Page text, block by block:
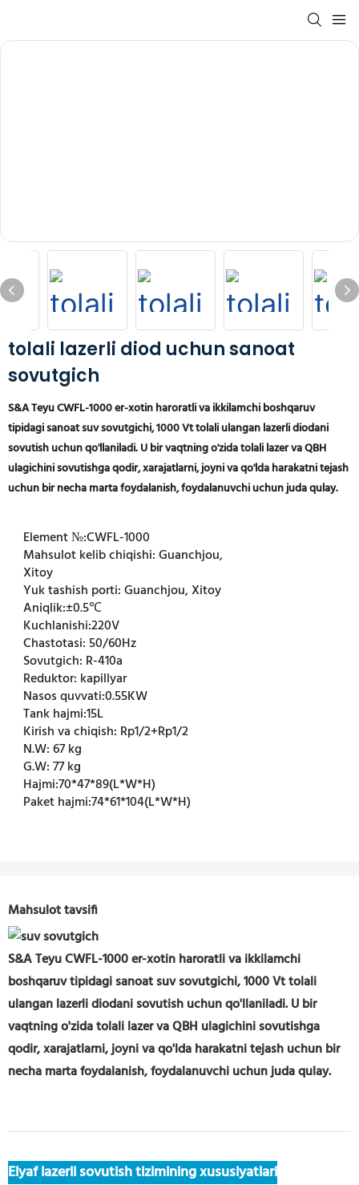
tolali lazerli diod uchun sanoat
sovutgich
S&A Teyu CWFL-1000 er-xotin haroratli va ikkilamchi boshqaruv
tipidagi sanoat suv sovutgichi, 1000 Vt tolali ulangan lazerli diodani
sovutish uchun qo'llaniladi. U bir vaqtning o'zida tolali lazer va QBH
ulagichini sovutishga qodir, xarajatlarni, joyni va qo'lda harakatni tejash
uchun bir necha marta foydalanish, foydalanuvchi uchun juda qulay.
Element №:CWFL-1000
Mahsulot kelib chiqishi:Guanchjou,
Xitoy
Yuk tashish porti:Guanchjou, Xitoy
Aniqlik:±0.5℃
Kuchlanishi:220V
Chastotasi:50/60Hz
Sovutgich: R-410a
Reduktor: kapillyar
Nasos quvvati:0.55KW
Tank hajmi:15L
Kirish va chiqish: Rp1/2+Rp1/2
N.W:67 kg
G.W:77 kg
Hajmi:70*47*89(L*W*H)
Paket hajmi:74*61*104(L*W*H)
Mahsulot tavsifi
S&A Teyu CWFL-1000 er-xotin haroratli va ikkilamchi
boshqaruv tipidagi sanoat suv sovutgichi, 1000 Vt tolali
ulangan lazerli diodani sovutish uchun qo'llaniladi. U bir
vaqtning o'zida tolali lazer va QBH ulagichini sovutishga
qodir, xarajatlarni, joyni va qo'lda harakatni tejash uchun bir
necha marta foydalanish, foydalanuvchi uchun juda qulay.
Elyaf lazerli sovutish tizimining xususiyatlari